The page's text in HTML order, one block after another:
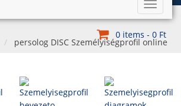
Toggle
persolog DISC Személyiségprofil online
0 items - 0 Ft